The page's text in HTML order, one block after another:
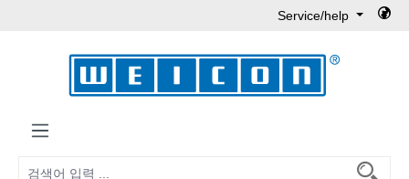
Service/help